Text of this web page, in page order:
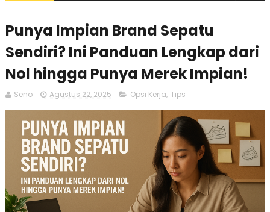
Punya Impian Brand Sepatu
Sendiri? Ini Panduan Lengkap dari
Nol hingga Punya Merek Impian!
Seno Agustus 22, 2025 Opsi Kerja, Tips